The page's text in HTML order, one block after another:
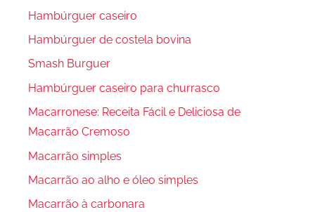
Hambúrguer caseiro
Hambúrguer de costela bovina
Smash Burguer
Hambúrguer caseiro para churrasco
Macarronese: Receita Fácil e Deliciosa de
Macarrão Cremoso
Macarrão simples
Macarrão ao alho e óleo simples
Macarrão à carbonara